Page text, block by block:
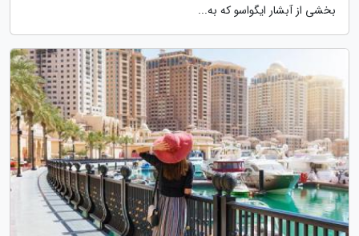
بخشی از آبشار ایگواسو که به...